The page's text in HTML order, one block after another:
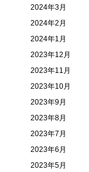
2024年3月
2024年2月
2024年1月
2023年12月
2023年11月
2023年10月
2023年9月
2023年8月
2023年7月
2023年6月
2023年5月